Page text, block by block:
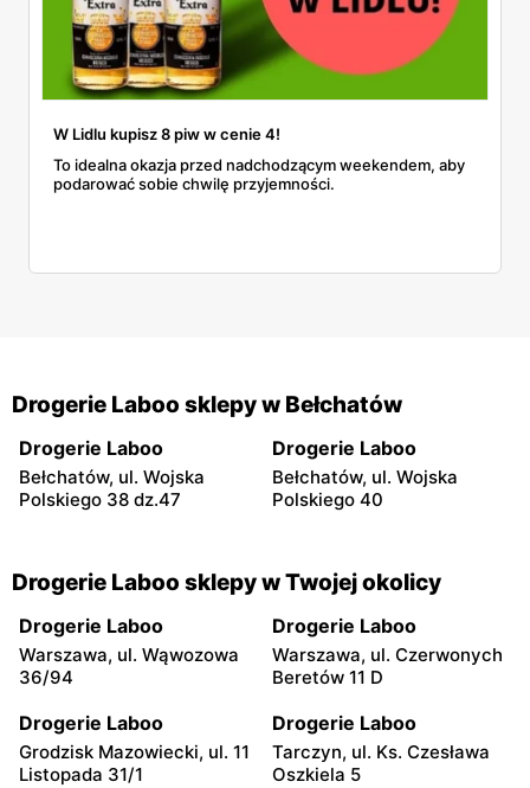
W Lidlu kupisz 8 piw w cenie 4!
To idealna okazja przed nadchodzącym weekendem, aby
podarować sobie chwilę przyjemności.
Drogerie Laboo sklepy w Bełchatów
Drogerie Laboo
Bełchatów, ul. Wojska
Polskiego 38 dz.47
Drogerie Laboo
Bełchatów, ul. Wojska
Polskiego 40
Drogerie Laboo sklepy w Twojej okolicy
Drogerie Laboo
Warszawa, ul. Wąwozowa
36/94
Drogerie Laboo
Warszawa, ul. Czerwonych
Beretów 11 D
Drogerie Laboo
Grodzisk Mazowiecki, ul. 11
Listopada 31/1
Drogerie Laboo
Tarczyn, ul. Ks. Czesława
Oszkiela 5